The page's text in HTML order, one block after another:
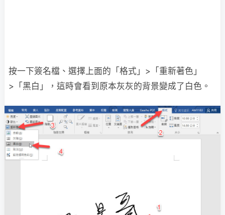
按一下簽名檔、選擇上面的「格式」>「重新著色」
>「黑白」，這時會看到原本灰灰的背景變成了白色。